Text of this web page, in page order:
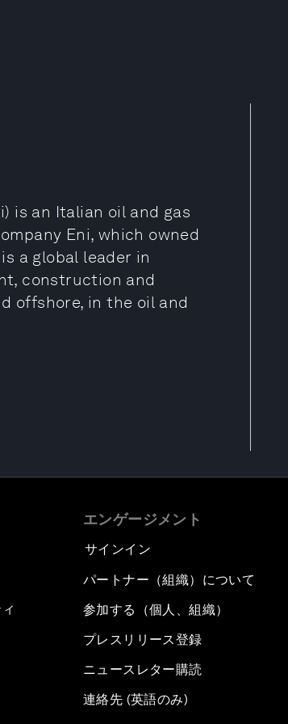
is an Italian oil and gas
Eni, which owned
a global leader in
construction and
offshore, in the oil and
エンゲージメント
サインイン
パートナー（組織）について
参加する（個人、組織）
プレスリリース登録
ニュースレター購読
連絡先 (英語のみ)